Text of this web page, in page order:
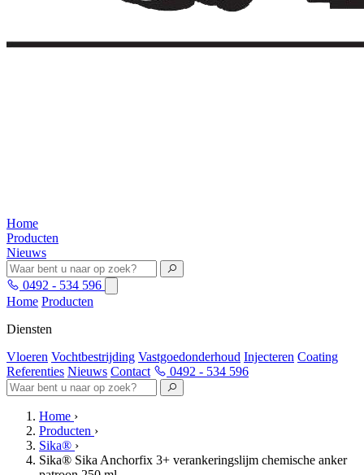
Home
Producten
Nieuws
0492 - 534 596
Home Producten
Diensten
Vloeren Vochtbestrijding Vastgoedonderhoud Injecteren Coating
Referenties Nieuws Contact 0492 - 534 596
Home ›
Producten ›
Sika® ›
Sika® Sika Anchorfix 3+ verankeringslijm chemische anker